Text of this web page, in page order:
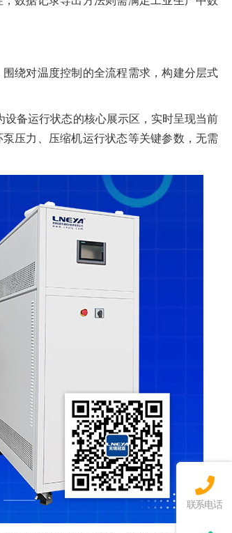
绕对温度控制的全流程需求，构建分层式
备运行状态的核心展示区，实时呈现当前
压力、压缩机运行状态等关键参数，无需
联系电话